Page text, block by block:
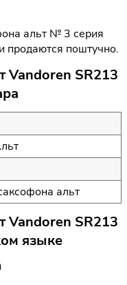
альт № 3 серия
продаются поштучно.
Vandoren SR213
альт
Vandoren SR213
языке